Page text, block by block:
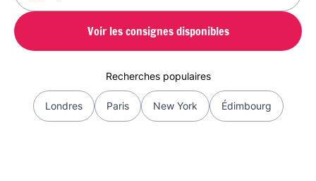
Voir les consignes disponibles
Recherches populaires
Londres Paris New York Édimbourg